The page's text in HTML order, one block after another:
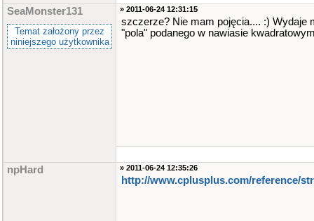
SeaMonster131
Temat założony przez
niniejszego użytkownika
» 2011-06-24 12:31:15
szczerze? Nie mam pojęcia.... :) Wydaje
"pola" podanego w nawiasie
npHard » 2011-06-24 12:35:26
http://www.cplusplus.com/reference/